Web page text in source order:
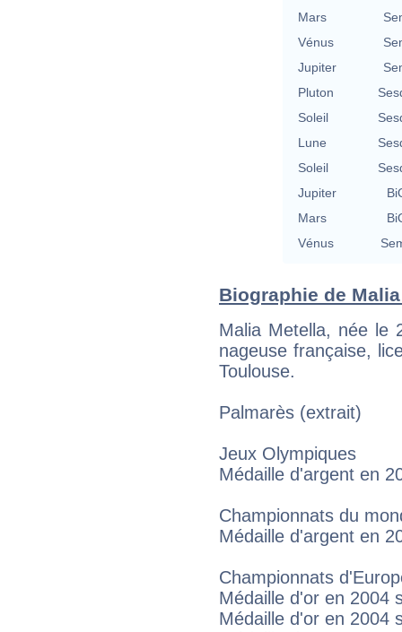
Mars
Vénus
Jupiter
Pluton
Soleil
Lune
Soleil
Jupiter
Mars
Vénus
Biographie de
Malia Metella, née le
nageuse française,
Toulouse.
Palmarès (extrait)
Jeux Olympiques
Médaille d'argent en
Championnats du
Médaille d'argent en
Championnats
Médaille d'or en 2004
Médaille d'or en 2004